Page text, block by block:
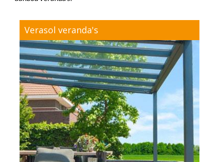
Verasol veranda's